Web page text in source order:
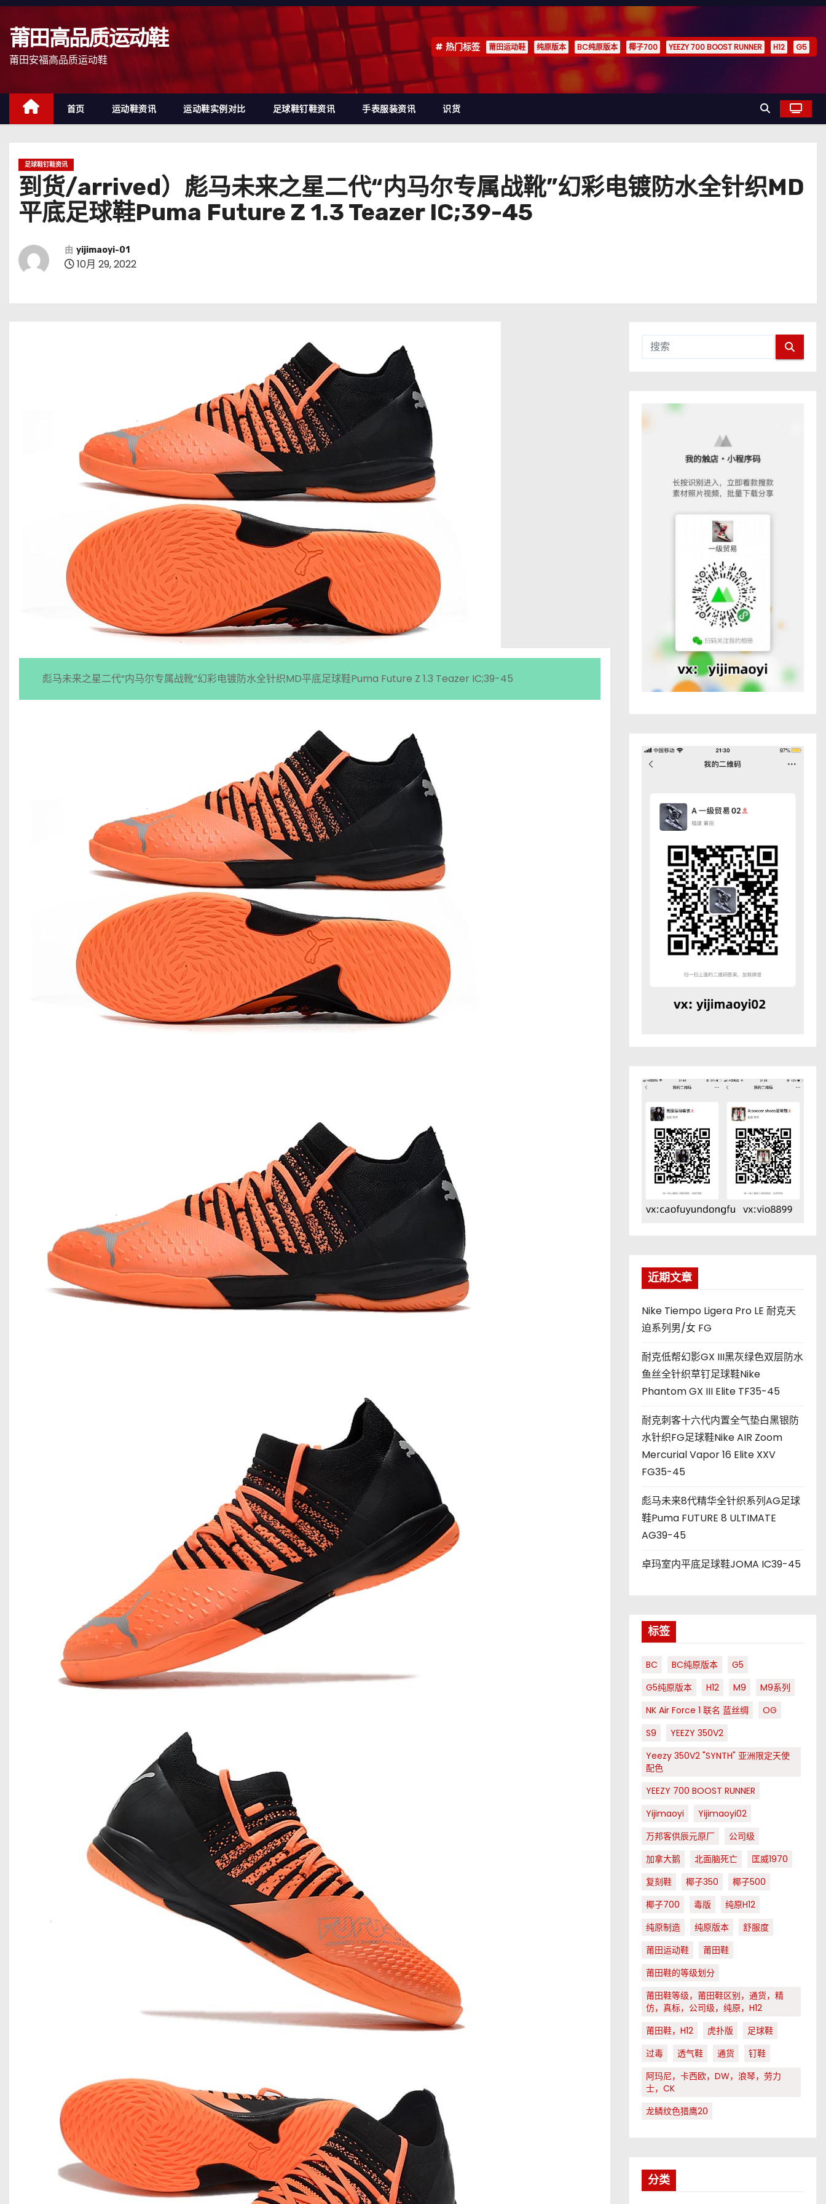
跳
莆田高品质运动鞋
莆田安福高品质运动鞋
热门标签 莆田运动鞋 纯原版本 BC纯原版本 椰子700 YEEZY 700 BOOST RUNNER H12 G5
首页 运动鞋资讯 运动鞋实例对比 足球鞋钉鞋资讯 手表服装资讯 识货
足球鞋钉鞋资讯
到货/arrived）彪马未来之星二代“内马尔专属战靴”幻彩电镀防水全针织MD
平底足球鞋Puma Future Z 1.3 Teazer IC;39-45
由 yijimaoyi-01
10月 29, 2022
彪马未来之星二代“内马尔专属战靴”幻彩电镀防水全针织MD平底足球鞋Puma Future Z 1.3 Teazer IC;39-45
近期文章
Nike Tiempo Ligera Pro LE 耐克天
迫系列男/女 FG
耐克低帮幻影GX III黑灰绿色双层防水
鱼丝全针织草钉足球鞋Nike
Phantom GX III Elite TF35-45
耐克刺客十六代内置全气垫白黑银防
水针织FG足球鞋Nike AIR Zoom
Mercurial Vapor 16 Elite XXV
FG35-45
彪马未来8代精华全针织系列AG足球
鞋Puma FUTURE 8 ULTIMATE
AG39-45
卓玛室内平底足球鞋JOMA IC39-45
标签
BC BC纯原版本
G5
G5纯原版本
H12 M9
M9系列
NK Air Force 1 联名 蓝丝绸
OG
S9
YEEZY 350V2
Yeezy 350V2 "SYNTH" 亚洲限定天使
配色
YEEZY 700 BOOST RUNNER
Yijimaoyi
Yijimaoyi02
万邦客供辰元原厂
公司级
加拿大鹅
北面脑死亡
匡威1970
复刻鞋
椰子350
椰子500
椰子700
毒版
纯原H12
纯原制造
纯原版本
舒服度
莆田运动鞋
莆田鞋
莆田鞋的等级划分
莆田鞋等级，莆田鞋区别，通货，精
仿，真标，公司级，纯原，H12
莆田鞋，H12
虎扑版
足球鞋
过毒
透气鞋 通货
钉鞋
阿玛尼，卡西欧，DW，浪琴，劳力
士，CK
龙鳞纹色猎鹰20
分类